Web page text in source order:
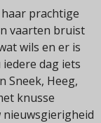
prachtige
vaarten bruist
wils en er is
dag iets
Sneek, Heeg,
knusse
nieuwsgierigheid